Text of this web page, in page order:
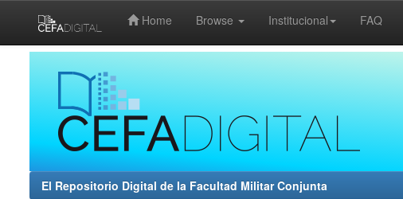
Home Browse Institucional FAQ
El Repositorio Digital de la Facultad Militar Conjunta